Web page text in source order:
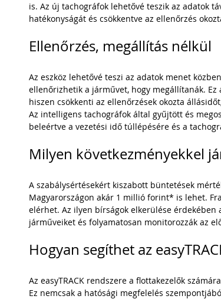
is. Az új tachográfok lehetővé teszik az adatok
hatékonyságát és csökkentve az ellenőrzés
Ellenőrzés, megállítás nélkül
Az eszköz lehetővé teszi az adatok menet
ellenőrizhetik a járművet, hogy megállítanák.
hiszen csökkenti az ellenőrzések okozta
Az intelligens tachográfok által gyűjtött és
beleértve a vezetési idő túllépésére és a
Milyen következményekkel
A szabálysértésekért kiszabott büntetések
Magyarországon akár 1 millió forint* is lehet.
elérhet. Az ilyen bírságok elkerülése
járműveiket és folyamatosan monitorozzák az
Hogyan segíthet az
Az easyTRACK rendszere a flottakezelők
Ez nemcsak a hatósági megfelelés